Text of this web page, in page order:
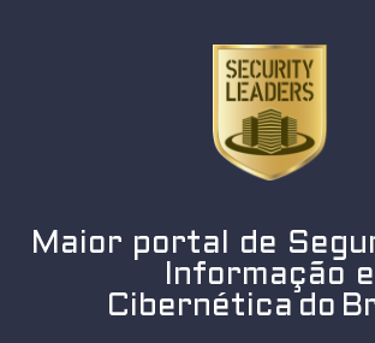
Maior portal de
Informação e
Cibernética do